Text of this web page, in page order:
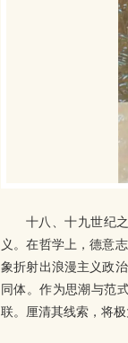
十八、十九世纪
义。在哲学上，德意
象折射出浪漫主义政
同体。作为思潮与范
联。厘清其线索，将